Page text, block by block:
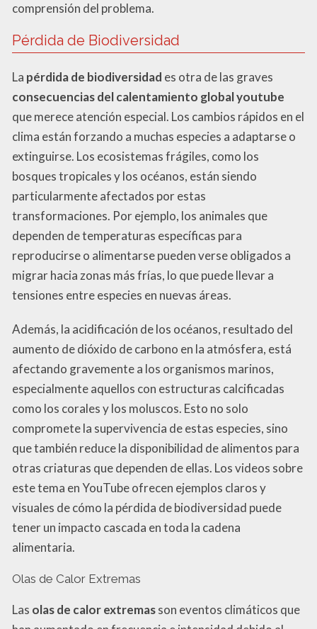
comprensión del problema.
Pérdida de Biodiversidad
La pérdida de biodiversidad es otra de las graves
consecuencias del calentamiento global youtube
que merece atención especial. Los cambios rápidos en el
clima están forzando a muchas especies a adaptarse o
extinguirse. Los ecosistemas frágiles, como los
bosques tropicales y los océanos, están siendo
particularmente afectados por estas
transformaciones. Por ejemplo, los animales que
dependen de temperaturas específicas para
reproducirse o alimentarse pueden verse obligados a
migrar hacia zonas más frías, lo que puede llevar a
tensiones entre especies en nuevas áreas.
Además, la acidificación de los océanos, resultado del
aumento de dióxido de carbono en la atmósfera, está
afectando gravemente a los organismos marinos,
especialmente aquellos con estructuras calcificadas
como los corales y los moluscos. Esto no solo
compromete la supervivencia de estas especies, sino
que también reduce la disponibilidad de alimentos para
otras criaturas que dependen de ellas. Los videos sobre
este tema en YouTube ofrecen ejemplos claros y
visuales de cómo la pérdida de biodiversidad puede
tener un impacto cascada en toda la cadena
alimentaria.
Olas de Calor Extremas
Las olas de calor extremasson eventos climáticos que